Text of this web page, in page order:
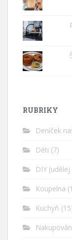
RUBRIKY
Deníček
Děti (7)
DIY
Koupelna
Kuchyň